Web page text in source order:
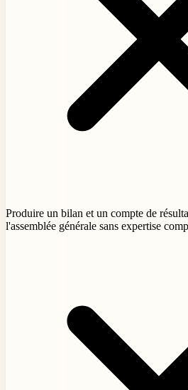
Produire un bilan et un compte de
l'assemblée générale sans expertise